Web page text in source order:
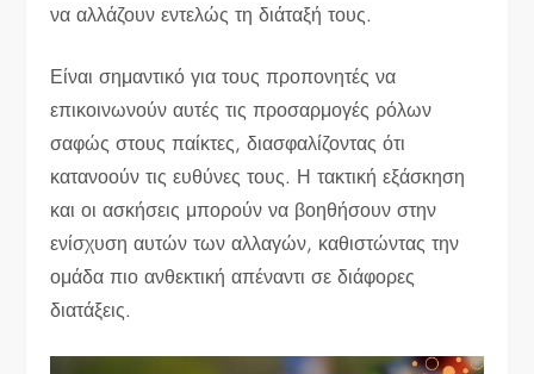
να αλλάζουν εντελώς τη διάταξή τους.
Είναι σημαντικό για τους προπονητές να
επικοινωνούν αυτές τις προσαρμογές ρόλων
σαφώς στους παίκτες, διασφαλίζοντας ότι
κατανοούν τις ευθύνες τους. Η τακτική εξάσκηση
και οι ασκήσεις μπορούν να βοηθήσουν στην
ενίσχυση αυτών των αλλαγών, καθιστώντας την
ομάδα πιο ανθεκτική απέναντι σε διάφορες
διατάξεις.